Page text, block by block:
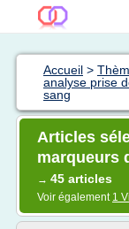
Accueil >
analyse prise
sang
Articles
marqueurs
→ 45 articles
Voir également 1